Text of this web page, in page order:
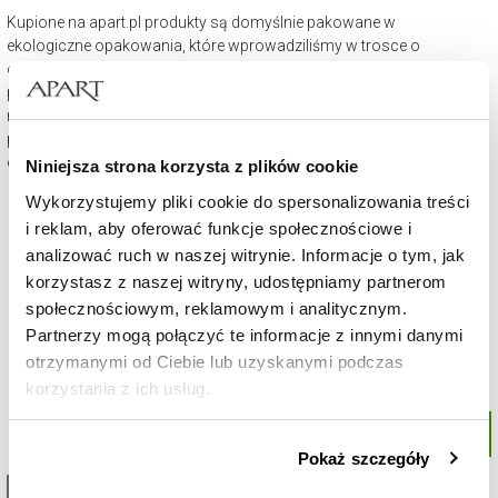
Niniejsza strona korzysta z plików cookie
Wykorzystujemy pliki cookie do spersonalizowania treści
i reklam, aby oferować funkcje społecznościowe i
analizować ruch w naszej witrynie. Informacje o tym, jak
korzystasz z naszej witryny, udostępniamy partnerom
społecznościowym, reklamowym i analitycznym.
Partnerzy mogą połączyć te informacje z innymi danymi
otrzymanymi od Ciebie lub uzyskanymi podczas
korzystania z ich usług.
przez nas plików cookie znajdziesz wPolityce
Pokaż szczegóły
Kupione na apart.pl produkty są domyślnie pakowane w
ekologiczne opakowania, które wprowadziliśmy w trosce o
ochronę środowiska. Są one estetyczne, a co najważniejsze
przyjazne naszej planecie. W eSklepie Apart są dostępne także
nowe opakowania w zachwycającej subtelnością tonacji
pudrowego różu. Darmowy zestaw to wybrane piękne pudełko
oraz dołączona torebka upominkowa.